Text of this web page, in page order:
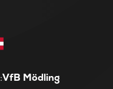
:VfB Mödling